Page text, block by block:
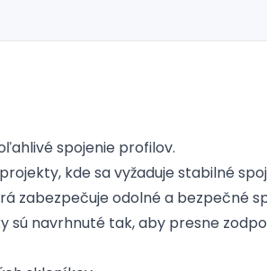
spojenie profilov.
kde sa vyžaduje stabilné
zabezpečuje odolné a bezpečné
sú navrhnuté tak, aby presne